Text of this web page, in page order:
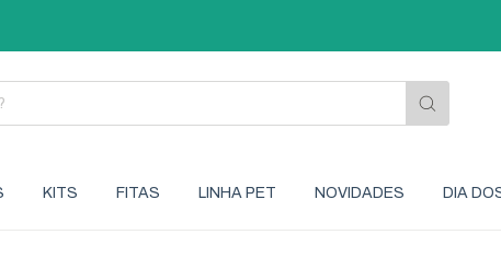
A
KITS FITAS LINHA PET NOVIDADES DIA